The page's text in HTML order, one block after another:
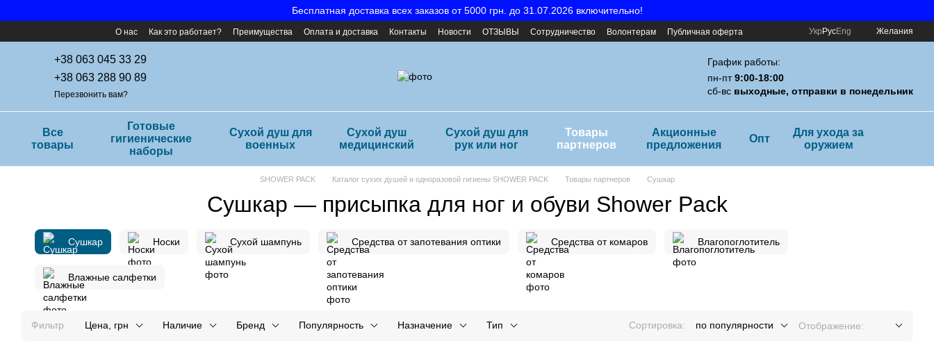
Бесплатная доставка всех заказов от 5000 грн. до 31.07.2026 включительно!
О нас Как это работает? Преимущества Оплата и доставка Контакты Новости ОТЗЫВЫ Сотрудничество Волонтерам
Публичная оферта
Укр РусEng Желания
+38 063 045 33 29
+38 063 288 90 89
Перезвонить вам?
График работы:
пн-пт9:00-18:00
сб-вс выходные, отправки в понедельник
Все
товары
Готовые
гигиенические
наборы
Cухой душ для
военных
Сухой душ
медицинский
Сухой душ для
рук или ног
Товары
партнеров
Акционные
предложения
Опт
Для ухода за
оружием
SHOWER PACK Каталог сухих душей и одноразовой гигиены SHOWER PACK Товары партнеров Сушкар
Сушкар — присыпка для ног и обуви Shower Pack
Сушкар Носки Сухой шампунь Средства от запотевания оптики Средства от комаров Влагопоглотитель
Влажные салфетки
Фильтр Цена, грн Наличие Бренд Популярность Назначение Тип Сортировка: по популярности Отображение: